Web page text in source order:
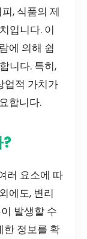
, 식품의 제
입니다. 이
에 의해 쉽
니다. 특히,
업적 가치가
합니다.
러 요소에 따
에도, 변리
발생할 수
한 정보를 확